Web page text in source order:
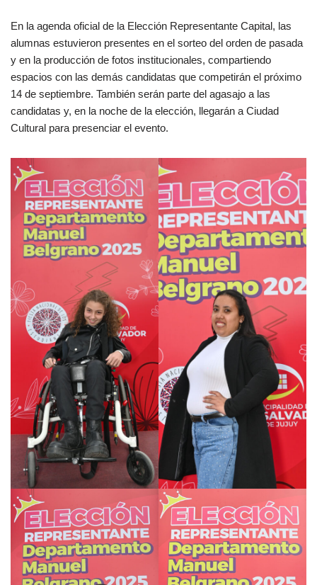
En la agenda oficial de la Elección Representante Capital, las
alumnas estuvieron presentes en el sorteo del orden de pasada
y en la producción de fotos institucionales, compartiendo
espacios con las demás candidatas que competirán el próximo
14 de septiembre. También serán parte del agasajo a las
candidatas y, en la noche de la elección, llegarán a Ciudad
Cultural para presenciar el evento.